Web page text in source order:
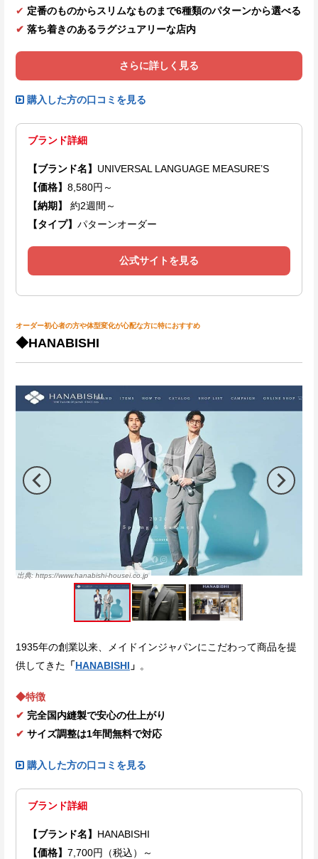
✔ 定番のものからスリムなものまで6種類のパターンから選べる
✔ 落ち着きのあるラグジュアリーな店内
さらに詳しく見る
購入した方の口コミを見る
ブランド詳細
【ブランド名】 UNIVERSAL LANGUAGE MEASURE’S
【価格】 8,580円～
【納期】 約2週間～
【タイプ】 パターンオーダー
公式サイトを見る
オーダー初心者の方や体型変化が心配な方に特におすすめ
◆HANABISHI
https://www.hanabishi-housei.co.jp
1935年の創業以来、メイドインジャパンにこだわって商品を提
供してきた 「HANABISHI 」 。
◆特徴
✔ 完全国内縫製で安心の仕上がり
✔ サイズ調整は1年間無料で対応
購入した方の口コミを見る
ブランド詳細
【ブランド名】 HANABISHI
【価格】 7,700円（税込）～